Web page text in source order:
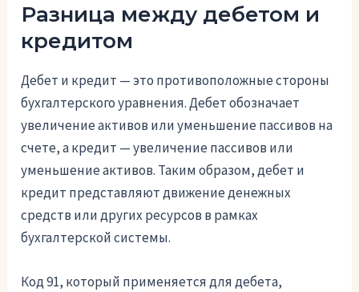
Разница между дебетом и
кредитом
Дебет и кредит — это противоположные стороны
бухгалтерского уравнения. Дебет обозначает
увеличение активов или уменьшение пассивов на
счете, а кредит — увеличение пассивов или
уменьшение активов. Таким образом, дебет и
кредит представляют движение денежных
средств или других ресурсов в рамках
бухгалтерской системы.
Код 91, который применяется для дебета,